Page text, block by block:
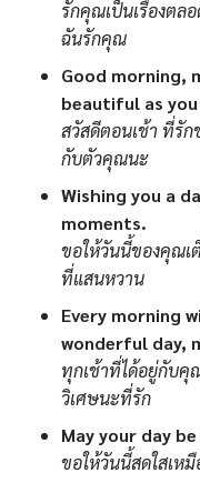
รักคุณเป็นเรื่องตล
ฉันรักคุณ
Good morning,
beautiful as
สวัสดีตอนเช้า ที่รั
กับตัวคุณนะ
Wishing you a
moments.
ขอให้วันนี้ของคุณเ
ที่แสนหวาน
Every morning
wonderful day,
ทุกเช้าที่ได้อยู่กับ
วิเศษนะที่รัก
May your day
ขอให้วันนี้สดใสเห